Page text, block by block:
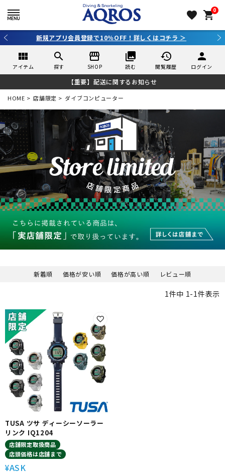
favorite 0
shopping_cart
新規アプリ会員登録で10％OFF！詳しくはコチラ ＞
view_module
アイテム
search
探す
storefront
SHOP
collections
読む
history
閲覧履歴
person
ログイン
【重要】配送に関するお知らせ
HOME 店舗限定 ダイブコンピューター
新着順 価格が安い順 価格が高い順 レビュー順
1件中 1-1件表示
TUSA ツサ ディーシーソーラー
リンク IQ1204
店舗限定取扱商品
店頭価格は店舗まで
¥ASK